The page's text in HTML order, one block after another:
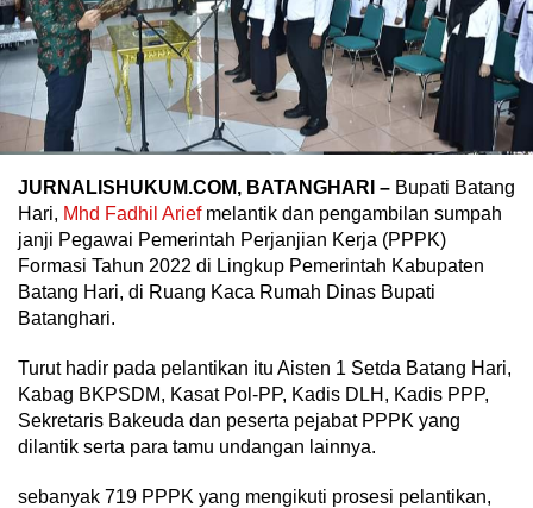
JURNALISHUKUM.COM, BATANGHARI – Bupati Batang
Hari, Mhd Fadhil Arief melantik dan pengambilan sumpah
janji Pegawai Pemerintah Perjanjian Kerja (PPPK)
Formasi Tahun 2022 di Lingkup Pemerintah Kabupaten
Batang Hari, di Ruang Kaca Rumah Dinas Bupati
Batanghari.
Turut hadir pada pelantikan itu Aisten 1 Setda Batang Hari,
Kabag BKPSDM, Kasat Pol-PP, Kadis DLH, Kadis PPP,
Sekretaris Bakeuda dan peserta pejabat PPPK yang
dilantik serta para tamu undangan lainnya.
sebanyak 719 PPPK yang mengikuti prosesi pelantikan,